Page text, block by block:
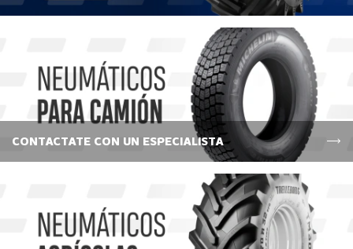
CONTACTATE CON UN ESPECIALISTA